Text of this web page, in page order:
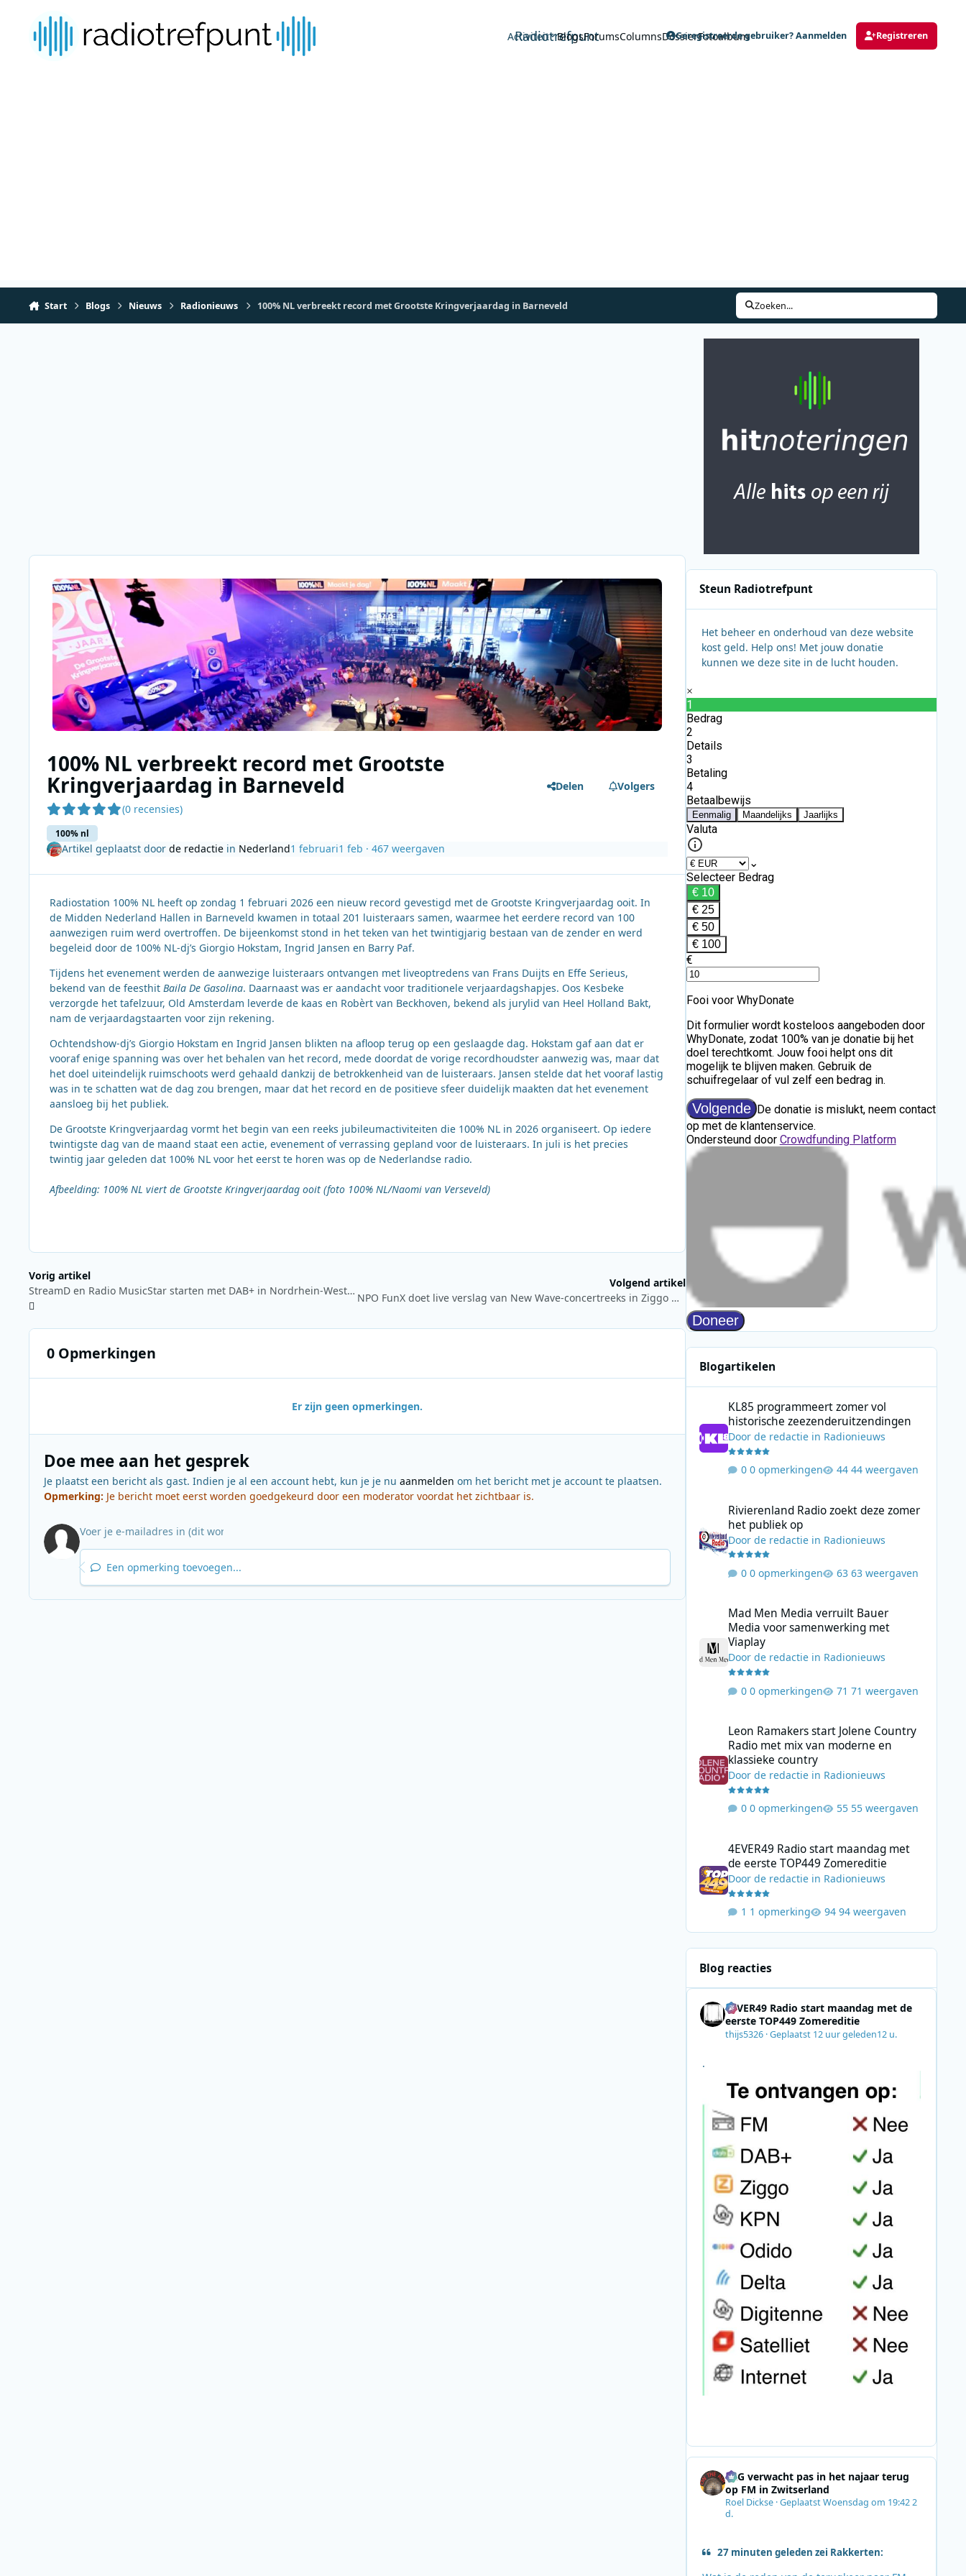
Radiotrefpunt
Activiteit BlogsForumsColumnsDossierFotoalbum
Geregistreerde gebruiker? Aanmelden Registreren
Start Blogs Nieuws Radionieuws 100% NL verbreekt record met Grootste Kringverjaardag in Barneveld Zoeken...
100% NL verbreekt record met Grootste
Kringverjaardag in Barneveld
(0 recensies)
100% nl
Delen Volgers
Artikel geplaatst door de redactiein Nederland1 februari1 feb · 467 weergaven
Radiostation 100% NL heeft op zondag 1 februari 2026 een nieuw record gevestigd met de Grootste Kringverjaardag ooit. In
de Midden Nederland Hallen in Barneveld kwamen in totaal 201 luisteraars samen, waarmee het eerdere record van 100
aanwezigen ruim werd overtroffen. De bijeenkomst stond in het teken van het twintigjarig bestaan van de zender en werd
begeleid door de 100% NL-dj’s Giorgio Hokstam, Ingrid Jansen en Barry Paf.
Tijdens het evenement werden de aanwezige luisteraars ontvangen met liveoptredens van Frans Duijts en Effe Serieus,
bekend van de feesthit Baila De Gasolina. Daarnaast was er aandacht voor traditionele verjaardagshapjes. Oos Kesbeke
verzorgde het tafelzuur, Old Amsterdam leverde de kaas en Robèrt van Beckhoven, bekend als jurylid van Heel Holland Bakt,
nam de verjaardagstaarten voor zijn rekening.
Ochtendshow-dj’s Giorgio Hokstam en Ingrid Jansen blikten na afloop terug op een geslaagde dag. Hokstam gaf aan dat er
vooraf enige spanning was over het behalen van het record, mede doordat de vorige recordhoudster aanwezig was, maar dat
het doel uiteindelijk ruimschoots werd gehaald dankzij de betrokkenheid van de luisteraars. Jansen stelde dat het vooraf lastig
was in te schatten wat de dag zou brengen, maar dat het record en de positieve sfeer duidelijk maakten dat het evenement
aansloeg bij het publiek.
De Grootste Kringverjaardag vormt het begin van een reeks jubileumactiviteiten die 100% NL in 2026 organiseert. Op iedere
twintigste dag van de maand staat een actie, evenement of verrassing gepland voor de luisteraars. In juli is het precies
twintig jaar geleden dat 100% NL voor het eerst te horen was op de Nederlandse radio.
Afbeelding: 100% NL viert de Grootste Kringverjaardag ooit (foto 100% NL/Naomi van Verseveld)
Vorig artikel
StreamD en Radio MusicStar starten met DAB+ in Nordrhein-Westfalen
Volgend artikel
NPO FunX doet live verslag van New Wave-concertreeks in Ziggo Dome
0 Opmerkingen
Er zijn geen opmerkingen.
Doe mee aan het gesprek
Je plaatst een bericht als gast. Indien je al een account hebt, kun je je nu aanmelden om het bericht met je account te plaatsen.
Opmerking: Je bericht moet eerst worden goedgekeurd door een moderator voordat het zichtbaar is.
Een opmerking toevoegen...
Steun Radiotrefpunt
Het beheer en onderhoud van deze website
kost geld. Help ons! Met jouw donatie
kunnen we deze site in de lucht houden.
Blogartikelen
KL85 programmeert zomer vol
historische zeezenderuitzendingen
Door de redactiein Radionieuws
0 opmerkingen 44 weergaven
Rivierenland Radio zoekt deze zomer
het publiek op
Door de redactiein Radionieuws
0 opmerkingen 63 weergaven
Mad Men Media verruilt Bauer Media voor
Mad Men Media verruilt Bauer
Media voor samenwerking met
Viaplay
Door de redactiein Radionieuws
0 opmerkingen 71 weergaven
Leon Ramakers start Jolene Country
Radio met mix van moderne en
klassieke country
Door de redactiein Radionieuws
0 opmerkingen 55 weergaven
4EVER49 Radio start maandag met
de eerste TOP449 Zomereditie
Door de redactiein Radionieuws
1 opmerking 94 weergaven
Blog reacties
4EVER49 Radio start maandag met de
eerste TOP449 Zomereditie
thijs5326·Geplaatst 12 uur geleden12 u.
.
SRG verwacht pas in het najaar terug
op FM in Zwitserland
Roel Dickse·GeplaatstWoensdag om 19:422
d.
27 minuten geleden zei Rakkerten: